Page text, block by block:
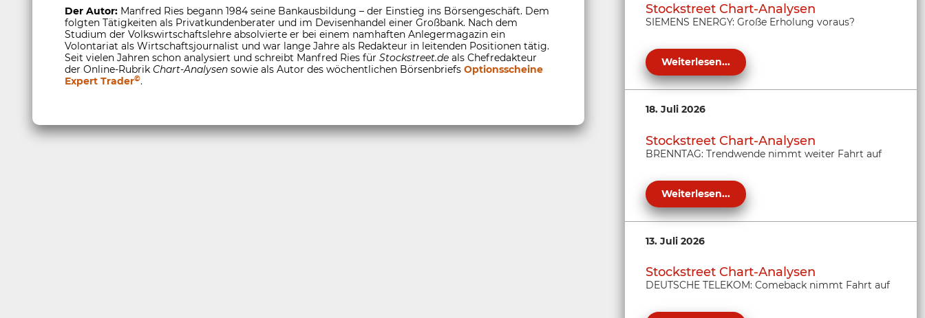
Der Autor: Manfred Ries begann 1984 seine Bankausbildung – der Einstieg ins Börsengeschäft. Dem
folgten Tätigkeiten als Privatkundenberater und im Devisenhandel einer Großbank. Nach dem
Studium der Volkswirtschaftslehre absolvierte er bei einem namhaften Anlegermagazin ein
Volontariat als Wirtschaftsjournalist und war lange Jahre als Redakteur in leitenden Positionen tätig.
Seit vielen Jahren schon analysiert und schreibt Manfred Ries für Stockstreet.de als Chefredakteur
der Online-Rubrik Chart-Analysen sowie als Autor des wöchentlichen Börsenbriefs Optionsscheine
Expert Trader©.
Stockstreet Chart-Analysen
SIEMENS ENERGY: Große Erholung voraus?
Weiterlesen...
18. Juli 2026
Stockstreet Chart-Analysen
BRENNTAG: Trendwende nimmt weiter Fahrt auf
Weiterlesen...
13. Juli 2026
Stockstreet Chart-Analysen
DEUTSCHE TELEKOM: Comeback nimmt Fahrt auf